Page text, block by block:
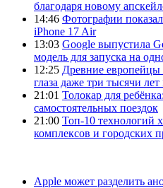
благодаря новому
14:46 Фотографии
iPhone 17 Air
13:03 Google выпустила
модель для запуска на
12:25 Древние
глаза даже три тысячи лет
21:01 Толокар для
самостоятельных поездок
21:00 Топ-10 технологий
комплексов и городских
Apple может разделить